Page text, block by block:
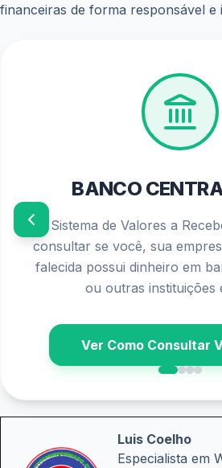
financeiras de forma responsável e
BANCO
O Sistema de Valores a
consultar se você, sua
falecida possui dinheiro em
ou outras instituições
Ver Como Consultar
Luis Coelho
Especialista em